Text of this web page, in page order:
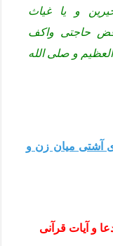
و یا غیاث
حاجتی واکف
العظیم و صلی الله
آشتی میان زن و
و آیات قرآنی